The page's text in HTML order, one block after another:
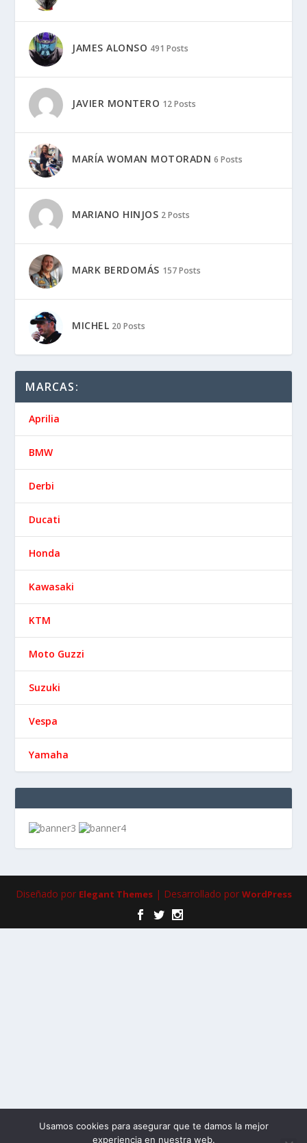
JAMES ALONSO 491 Posts
JAVIER MONTERO 12 Posts
MARÍA WOMAN MOTORADN 6 Posts
MARIANO HINJOS 2 Posts
MARK BERDOMÁS 157 Posts
MICHEL 20 Posts
MARCAS:
Aprilia
BMW
Derbi
Ducati
Honda
Kawasaki
KTM
Moto Guzzi
Suzuki
Vespa
Yamaha
Diseñado por Elegant Themes| Desarrollado por WordPress
Usamos cookies para asegurar que te damos la mejor
experiencia en nuestra web.